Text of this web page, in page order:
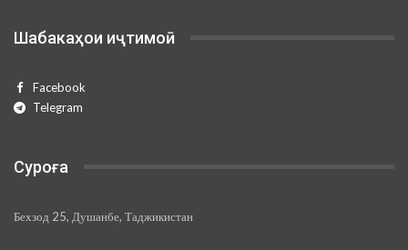
Шабакаҳои иҷтимоӣ
Facebook
Telegram
Суроға
Бехзод 25, Душанбе, Таджикистан